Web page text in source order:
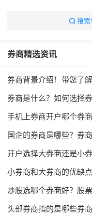
搜索
券商精选资讯
券商背景介绍！带您了
券商是什么？如何选择
手机上券商开户哪个券
国企的券商是哪些？券
开户选择大券商还是小
炒股选哪个券商好？股
头部券商指的是哪些券